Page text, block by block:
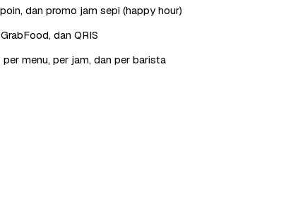
dan promo jam sepi (happy hour)
dan QRIS
menu, per jam, dan per barista